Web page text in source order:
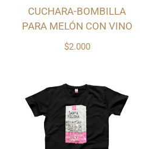
$2.000
CUCHARA-BOMBILLA
PARA MELÓN CON VINO